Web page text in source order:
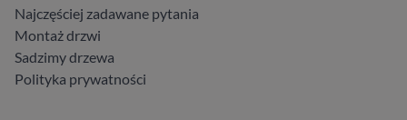
Najczęściej zadawane pytania
Montaż drzwi
Sadzimy drzewa
Polityka prywatności